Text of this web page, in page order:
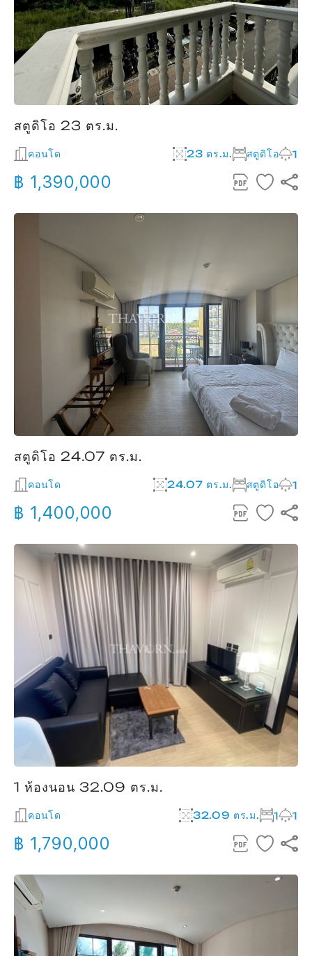
สตูดิโอ 23 ตร.ม.
คอนโด 23 ตร.ม. สตูดิโอ 1
฿ 1,390,000
สตูดิโอ 24.07 ตร.ม.
คอนโด 24.07 ตร.ม. สตูดิโอ 1
฿ 1,400,000
1 ห้องนอน 32.09 ตร.ม.
คอนโด 32.09 ตร.ม. 1 1
฿ 1,790,000